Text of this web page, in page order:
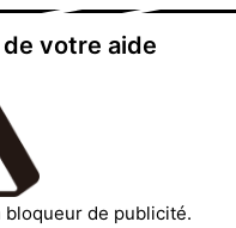
votre aide
de publicité.